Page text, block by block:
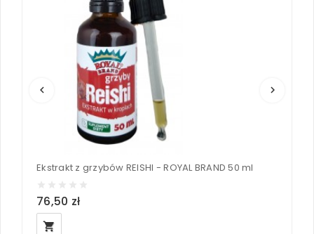
keyboard_arrow_left keyboard_arrow_right
Ekstrakt z grzybów REISHI - ROYAL BRAND 50 ml
76,50 zł
local_grocery_store